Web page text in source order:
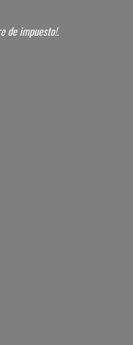
de impuesto!.